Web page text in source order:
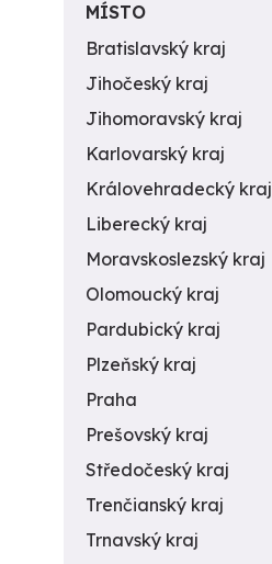
MÍSTO
Bratislavský kraj
Jihočeský kraj
Jihomoravský kraj
Karlovarský kraj
Královehradecký kraj
Liberecký kraj
Moravskoslezský kraj
Olomoucký kraj
Pardubický kraj
Plzeňský kraj
Praha
Prešovský kraj
Středočeský kraj
Trenčianský kraj
Trnavský kraj